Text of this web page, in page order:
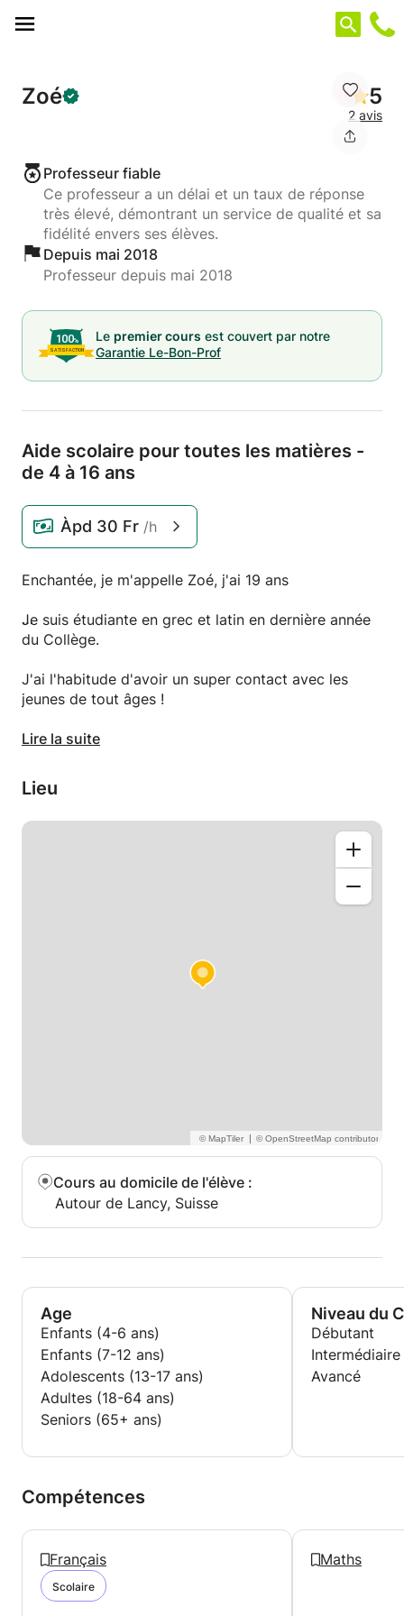
Zoé 5
2 avis
Professeur fiable
Ce professeur a un délai et un taux de réponse
très élevé, démontrant un service de qualité et sa
fidélité envers ses élèves.
Depuis mai 2018
Professeur depuis mai 2018
Le premier cours est couvert par notre
Garantie Le-Bon-Prof
Aide scolaire pour toutes les matières -
de 4 à 16 ans
Àpd 30 Fr /h
Enchantée, je m'appelle Zoé, j'ai 19 ans
Je suis étudiante en grec et latin en dernière année
du Collège.
J'ai l'habitude d'avoir un super contact avec les
jeunes de tout âges !
Et c'est avec grand plaisir que j'encouragerai et
Toujours très énergique, motivée et patiente, je
pourrais l'appuyer pour toutes les matières
chargées, je suis même prête à donner des cours
cet été et même voyager si vous êtes dans un autre
Lire la suite
Lieu
|
Cours au domicile de l'élève :
Autour de Lancy, Suisse
Age
Enfants (4-6 ans)
Enfants (7-12 ans)
Adolescents (13-17 ans)
Adultes (18-64 ans)
Seniors (65+ ans)
Niveau du
Débutant
Intermédiaire
Avancé
Compétences
Français
Scolaire
Maths